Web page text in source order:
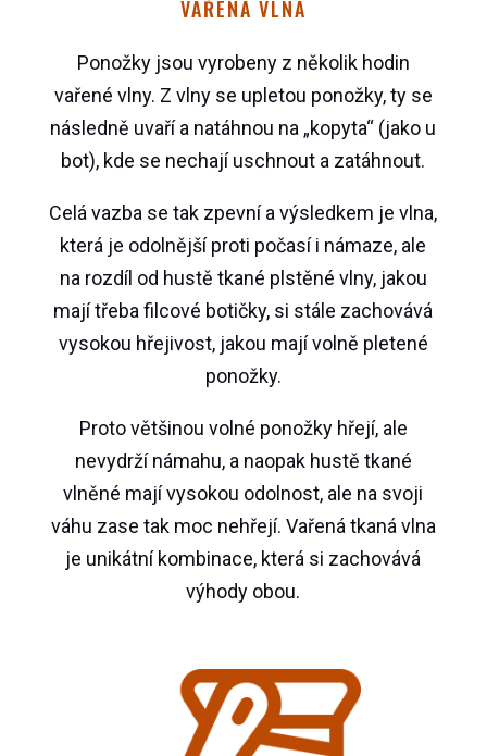
VAŘENÁ VLNA
Ponožky jsou vyrobeny z několik hodin
vařené vlny. Z vlny se upletou ponožky, ty se
následně uvaří a natáhnou na „kopyta“ (jako u
bot), kde se nechají uschnout a zatáhnout.
Celá vazba se tak zpevní a výsledkem je vlna,
která je odolnější proti počasí i námaze, ale
na rozdíl od hustě tkané plstěné vlny, jakou
mají třeba filcové botičky, si stále zachovává
vysokou hřejivost, jakou mají volně pletené
ponožky.
Proto většinou volné ponožky hřejí, ale
nevydrží námahu, a naopak hustě tkané
vlněné mají vysokou odolnost, ale na svoji
váhu zase tak moc nehřejí. Vařená tkaná vlna
je unikátní kombinace, která si zachovává
výhody obou.